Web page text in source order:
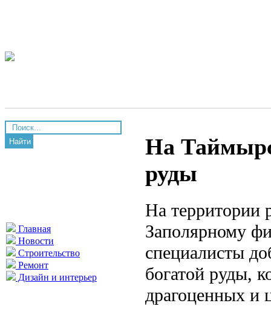
Найти
Главная
Новости
Строительство
Ремонт
Дизайн и интерьер
На
руды
На территории
Заполярному
специалисты
богатой руды,
драгоценных и